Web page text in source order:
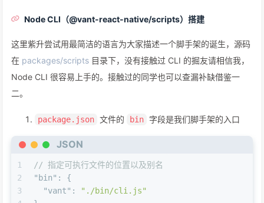
Node CLI（@vant-react-native/scripts）搭建
这里紫升尝试用最简洁的语言为大家描述一个脚手架的诞生，源码
在 packages/scripts 目录下，没有接触过 CLI 的掘友请相信我，
Node CLI 很容易上手的。接触过的同学也可以查漏补缺借鉴一
二。
package.json 文件的 bin 字段是我们脚手架的入口
JSON
1
2
3
// 指定可执行文件的位置以及别名
"bin" :
{
"vant" :
"./bin/cli.js"